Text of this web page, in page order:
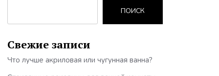
ПОИСК
Свежие записи
Что лучше акриловая или чугунная ванна?